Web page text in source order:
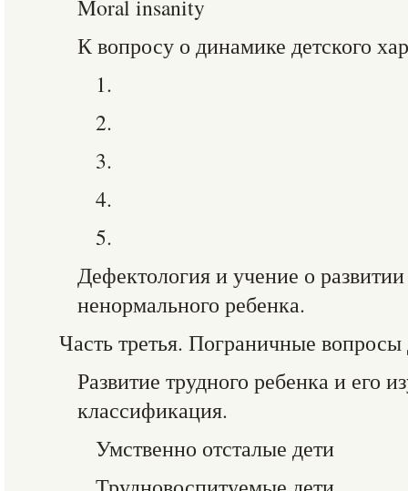
Moral insanity
К вопросу о динамике детского
1.
2.
3.
4.
5.
Дефектология и учение о
ненормального ребенка.
Часть третья. Пограничные
Развитие трудного ребенка и его
классификация.
Умственно отсталые дети